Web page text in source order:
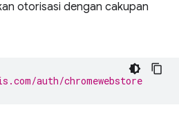
otorisasi dengan cakupan
auth/chromewebstore